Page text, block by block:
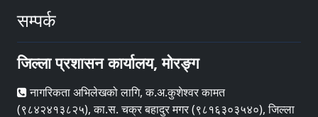
सम्पर्क
जिल्ला प्रशासन कार्यालय, मोरङ्ग
नागरिकता अभिलेखको लागि, क.अ.कुशेश्वर कामत
(९८४२४१३८२५), का.स. चक्र बहादुर मगर (९८१६३०३५४०), जिल्ला